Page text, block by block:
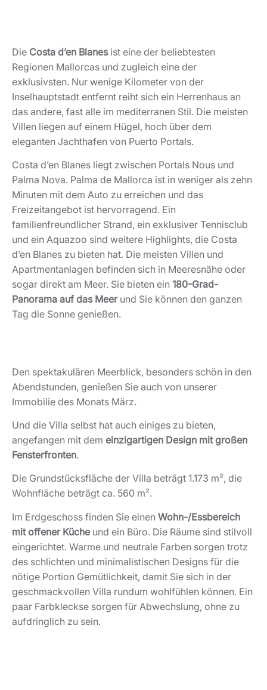
Die Costa d’en Blanesist eine der beliebtesten
Regionen Mallorcas und zugleich eine der
exklusivsten. Nur wenige Kilometer von der
Inselhauptstadt entfernt reiht sich ein Herrenhaus an
das andere, fast alle im mediterranen Stil. Die meisten
Villen liegen auf einem Hügel, hoch über dem
eleganten Jachthafen von Puerto Portals.
Costa d’en Blanes liegt zwischen Portals Nous und
Palma Nova. Palma de Mallorca ist in weniger als zehn
Minuten mit dem Auto zu erreichen und das
Freizeitangebot ist hervorragend. Ein
familienfreundlicher Strand, ein exklusiver Tennisclub
und ein Aquazoo sind weitere Highlights, die Costa
d’en Blanes zu bieten hat. Die meisten Villen und
Apartmentanlagen befinden sich in Meeresnähe oder
sogar direkt am Meer. Sie bieten ein 180-Grad-
Panorama auf das Meerund Sie können den ganzen
Tag die Sonne genießen.
Den spektakulären Meerblick, besonders schön in den
Abendstunden, genießen Sie auch von unserer
Immobilie des Monats März.
Und die Villa selbst hat auch einiges zu bieten,
angefangen mit dem einzigartigen Design mit großen
Fensterfronten.
Die Grundstücksfläche der Villa beträgt 1.173 m², die
Wohnfläche beträgt ca. 560 m².
Im Erdgeschoss finden Sie einen Wohn-/Essbereich
mit offener Küche und ein Büro. Die Räume sind stilvoll
eingerichtet. Warme und neutrale Farben sorgen trotz
des schlichten und minimalistischen Designs für die
nötige Portion Gemütlichkeit, damit Sie sich in der
geschmackvollen Villa rundum wohlfühlen können. Ein
paar Farbkleckse sorgen für Abwechslung, ohne zu
aufdringlich zu sein.